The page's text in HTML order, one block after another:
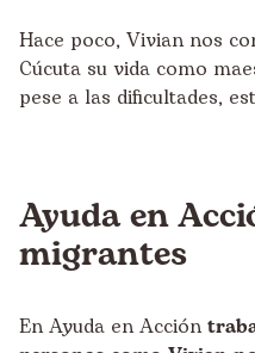
Hace poco, Vivian nos
Cúcuta su vida como
pese a las dificultades,
Ayuda en
migrantes
En Ayuda en Acción